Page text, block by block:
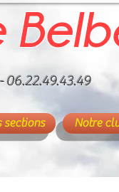
06.22.49.43.49
sections Notre